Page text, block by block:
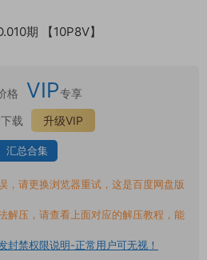
期 【10P8V】
格 VIP专享
载
升级VIP
汇总合集
请更换浏览器重试，这是百度网盘版
压，请查看上面对应的解压教程，能
封禁权限说明-正常用户可无视！